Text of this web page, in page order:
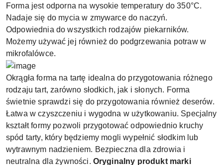
Forma jest odporna na wysokie temperatury do 350°C.
Nadaje się do mycia w zmywarce do naczyń.
Odpowiednia do wszystkich rodzajów piekarników.
Możemy używać jej również do podgrzewania potraw w
mikrofalówce.
Okrągła forma na tartę idealna do przygotowania różnego
rodzaju tart, zarówno słodkich, jak i słonych. Forma
świetnie sprawdzi się do przygotowania również deserów.
Łatwa w czyszczeniu i wygodna w użytkowaniu. Specjalny
kształt formy pozwoli przygotować odpowiednio kruchy
spód tarty, który będziemy mogli wypełnić słodkim lub
wytrawnym nadzieniem. Bezpieczna dla zdrowia i
neutralna dla żywności. Oryginalny produkt marki